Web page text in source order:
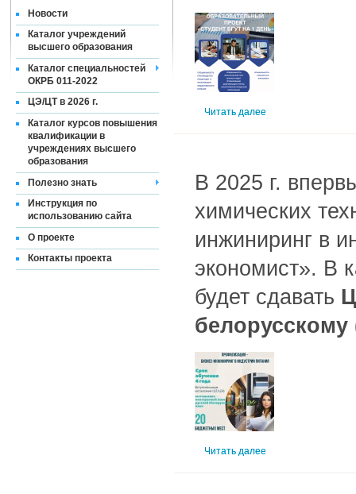
Новости
Каталог учреждений
высшего образования
Каталог специальностей
ОКРБ 011-2022
ЦЭ/ЦТ в 2026 г.
Каталог курсов повышения
квалификации в
учреждениях высшего
образования
Полезно знать
Инструкция по
использованию сайта
О проекте
Контакты проекта
Читать далее
В 2025 г.
химических
инжиниринг в
экономист». В
будет сдавать
белорусскому
Читать далее